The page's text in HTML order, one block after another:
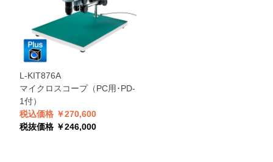
L-KIT876A
マイクロスコープ（PC用･PD-
1付）
税込価格 ￥270,600
税抜価格 ￥246,000